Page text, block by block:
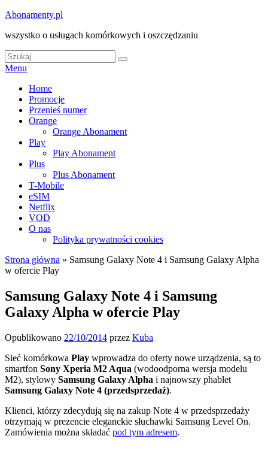
Skip
content
Abonamenty.pl
wszystko o usługach komórkowych i oszczędzaniu
Search
for:
Search
Menu
Główne
menu
Home
Promocje
Przenieś numer
Orange
Orange Abonament
Play
Play Abonament
Plus
Plus Abonament
T-Mobile
eSIM
Netflix
VOD
O nas
Polityka prywatności cookies
Strona główna » Samsung Galaxy Note 4 i Samsung Galaxy Alpha
w ofercie Play
Samsung Galaxy Note 4 i Samsung
Galaxy Alpha w ofercie Play
Opublikowano 22/10/2014 przez Kuba
Sieć komórkowa Play wprowadza do oferty nowe urządzenia, są to
smartfon Sony Xperia M2 Aqua (wodoodporna wersja modelu
M2), stylowy Samsung Galaxy Alpha i najnowszy phablet
Samsung Galaxy Note 4 (przedsprzedaż).
Klienci, którzy zdecydują się na zakup Note 4 w przedsprzedaży
otrzymają w prezencie eleganckie słuchawki Samsung Level On.
Zamówienia można składać pod tym adresem.